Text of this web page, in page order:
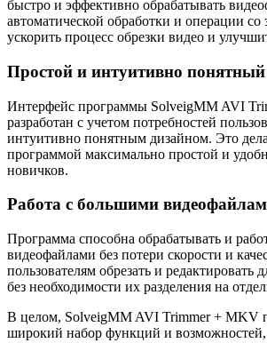
быстро и эффективно обрабатывать
автоматической обработки и операции со
ускорить процесс обрезки видео и
Простой и интуитивно понятный
Интерфейс программы SolveigMM AVI
разработан с учетом потребностей
интуитивно понятным дизайном. Это
программой максимально простой и
новичков.
Работа с большими
Программа способна обрабатывать и
видеофайлами без потери скорости и
пользователям обрезать и
без необходимости их разделения на
В целом, SolveigMM AVI Trimmer + MKV
широкий набор функций и